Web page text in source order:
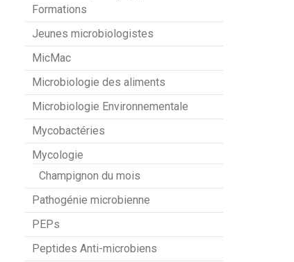
Formations
Jeunes microbiologistes
MicMac
Microbiologie des aliments
Microbiologie Environnementale
Mycobactéries
Mycologie
Champignon du mois
Pathogénie microbienne
PEPs
Peptides Anti-microbiens